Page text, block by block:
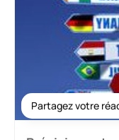
Partagez votre